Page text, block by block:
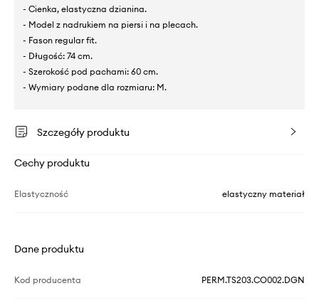
- Cienka, elastyczna dzianina.
- Model z nadrukiem na piersi i na plecach.
- Fason regular fit.
- Długość: 74 cm.
- Szerokość pod pachami: 60 cm.
- Wymiary podane dla rozmiaru: M.
Szczegóły produktu
Cechy produktu
Elastyczność elastyczny materiał
Dane produktu
Kod producenta PERM.TS203.CO002.DGN